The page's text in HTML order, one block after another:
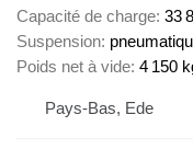
Capacité de charge 33
Suspension
Poids net à vide 4 150
Pays-Bas, Ede